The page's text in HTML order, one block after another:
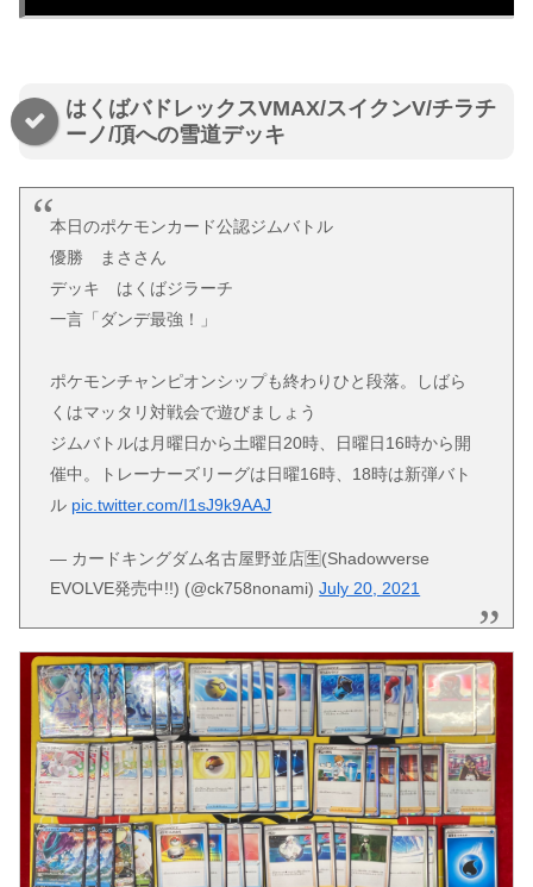
はくばバドレックスVMAX/スイクンV/チラチ
ーノ/頂への雪道デッキ
本日のポケモンカード公認ジムバトル
優勝 まささん
デッキ はくばジラーチ
一言「ダンデ最強！」
ポケモンチャンピオンシップも終わりひと段落。しばら
くはマッタリ対戦会で遊びましょう
ジムバトルは月曜日から土曜日20時、日曜日16時から開
催中。トレーナーズリーグは日曜16時、18時は新弾バト
ル pic.twitter.com/I1sJ9k9AAJ
— カードキングダム名古屋野並店🈢(Shadowverse
EVOLVE発売中!!) (@ck758nonami)July 20, 2021